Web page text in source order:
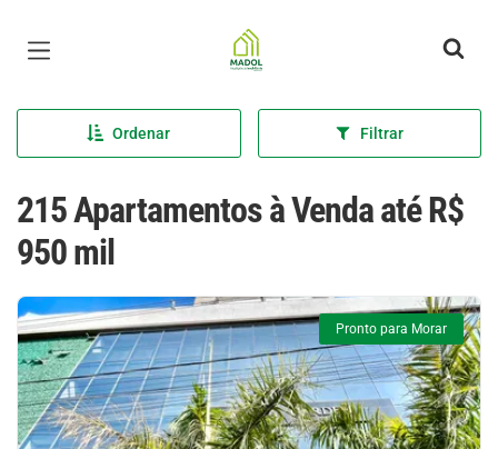
Página inicial
Ordenar Filtrar
215 Apartamentos à Venda até R$
950 mil
Pronto para Morar